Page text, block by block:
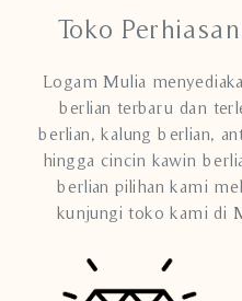
Toko
Logam Mulia
berlian terbaru dan
berlian, kalung berlian,
hingga cincin kawin
berlian pilihan kami
kunjungi toko kami di